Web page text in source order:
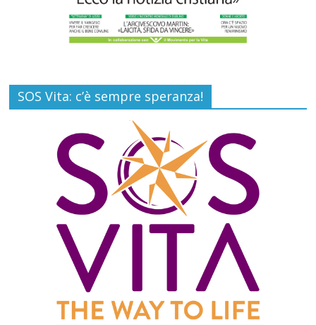
SOS Vita: c’è sempre speranza!